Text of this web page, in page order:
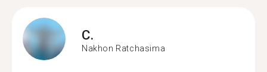
C.
Nakhon Ratchasima